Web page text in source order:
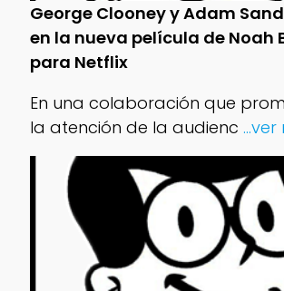
George Clooney y Adam
en la nueva película de Noah
para Netflix
En una colaboración que
la atención de la audienc